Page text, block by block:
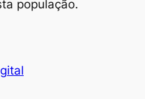
população.